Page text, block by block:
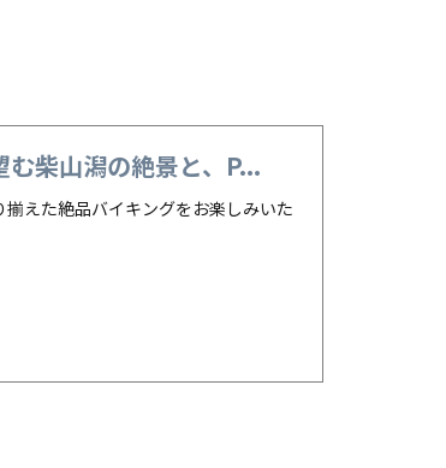
柴山潟の絶景と、P...
えた絶品バイキングをお楽しみいた